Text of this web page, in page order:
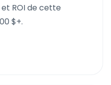
ROI de cette
$+.